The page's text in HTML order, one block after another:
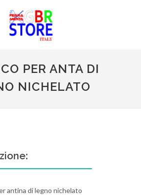
PER ANTA DI
NICHELATO
antina di legno nichelato